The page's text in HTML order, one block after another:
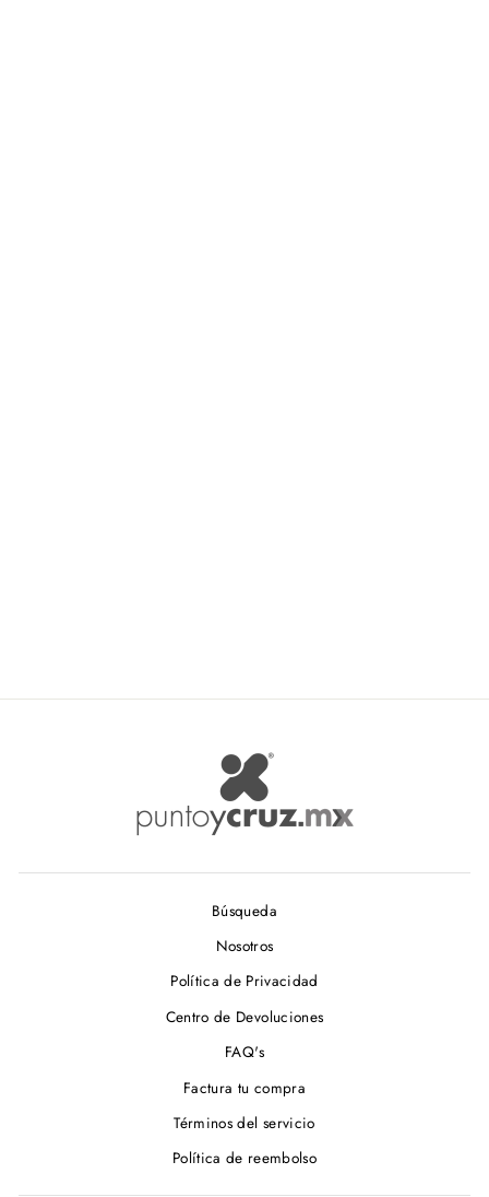
Búsqueda
Nosotros
Política de Privacidad
Centro de Devoluciones
FAQ's
Factura tu compra
Términos del servicio
Política de reembolso